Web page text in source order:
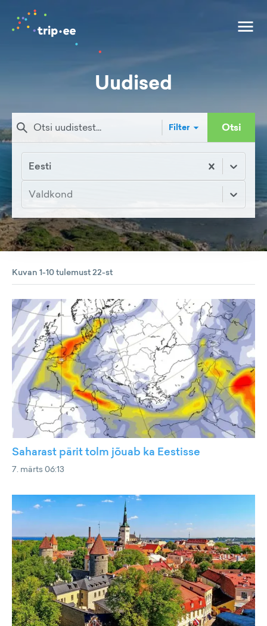
Uudised
Filter Otsi
Eesti
Valdkond
Kuvan 1-10 tulemust 22-st
Saharast pärit tolm jõuab ka Eestisse
7. märts 06:13